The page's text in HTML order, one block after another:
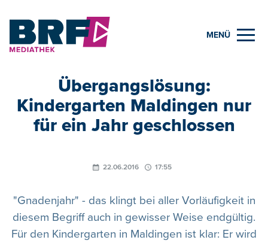
MENÜ
Übergangslösung:
Kindergarten Maldingen nur
für ein Jahr geschlossen
22.06.2016 17:55
"Gnadenjahr" - das klingt bei aller Vorläufigkeit in
diesem Begriff auch in gewisser Weise endgültig.
Für den Kindergarten in Maldingen ist klar: Er wird